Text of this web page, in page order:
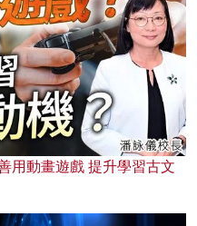
用動畫遊戲 提升學習古文